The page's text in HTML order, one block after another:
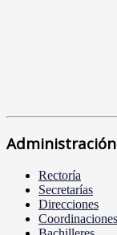
Rectoría
Secretarías
Direcciones
Coordinaciones